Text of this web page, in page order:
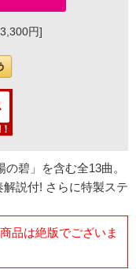
円]
碧」を含む全13曲。
説付! さらに特製ステ
品は絶版でございま